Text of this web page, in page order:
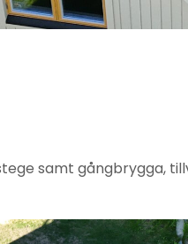
samt gångbrygga,